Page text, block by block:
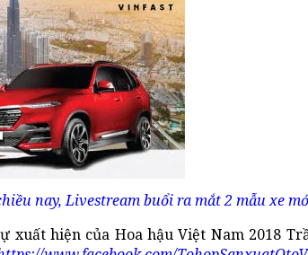
nay, Livestream buổi ra mắt 2 mẫu xe
xuất hiện của Hoa hậu Việt Nam